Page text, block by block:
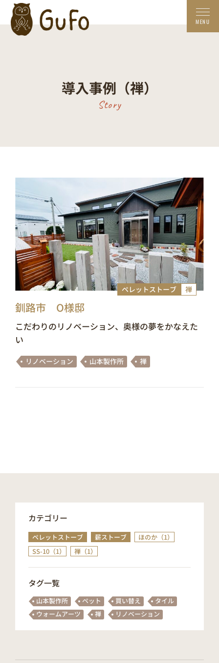
導入事例（禅）
Story
ペレットストーブ 禅
釧路市 O様邸
こだわりのリノベーション、奥様の夢をかなえた
い
リノベーション 山本製作所 禅
カテゴリー
ペレットストーブ 薪ストーブ
ほのか（1）
SS-10（1）
禅（1）
タグ一覧
山本製作所 ペット 買い替え
タイル
ウォームアーツ
禅 リノベーション